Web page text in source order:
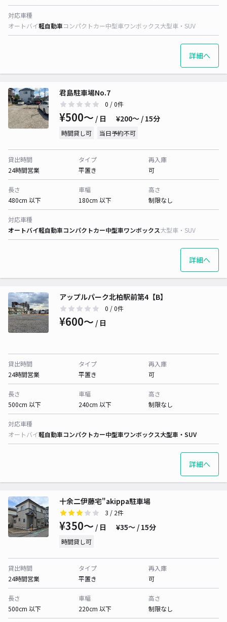
対応車種
オートバイ軽自動車コンパクトカー中型車ワンボックス大型車・SUV
詳細へ
君島駐車場No.7
0 / 0件
¥500〜 / 日 ¥200〜 / 15分
時間貸し可 当日予約不可
貸出時間
24時間営業
タイプ
平置き
再入庫
可
長さ
480cm 以下
車幅
180cm 以下
高さ
制限なし
対応車種
オートバイ軽自動車コンパクトカー中型車ワンボックス大型車・SUV
詳細へ
アップルパーク北柏駅前第4【B】
0 / 0件
¥600〜 / 日
貸出時間
24時間営業
タイプ
平置き
再入庫
可
長さ
500cm 以下
車幅
240cm 以下
高さ
制限なし
対応車種
オートバイ軽自動車コンパクトカー中型車ワンボックス大型車・SUV
詳細へ
十余二伊藤宅"akippa駐車場
3 / 2件
¥350〜 / 日 ¥35〜 / 15分
時間貸し可
貸出時間
24時間営業
タイプ
平置き
再入庫
可
長さ
500cm 以下
車幅
220cm 以下
高さ
制限なし